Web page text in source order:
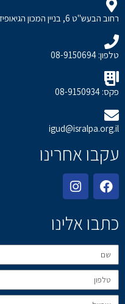
רחוב הבעש"ט 6, בניין המכון הגיאופיזי לישראל, אזור התעשייה הצפוני, לוד
טלפון: 08-9150694
פקס: 08-9150934
igud@isralpa.org.il
עקבו אחרינו
כתבו אלינו